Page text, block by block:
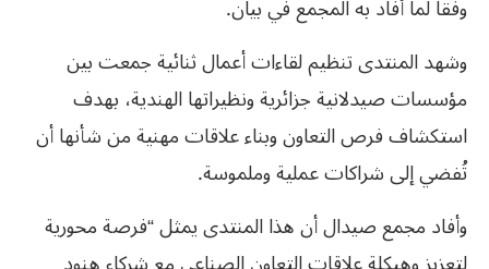
وفقا لما أفاد به المجمع في بيان.
وشهد المنتدى تنظيم لقاءات أعمال ثنائية جمعت بين
مؤسسات صيدلانية جزائرية ونظيراتها الهندية، بهدف
استكشاف فرص التعاون وبناء علاقات مهنية من شأنها أن
تُفضي إلى شراكات عملية وملموسة.
وأفاد مجمع صيدال أن هذا المنتدى يمثل “فرصة محورية